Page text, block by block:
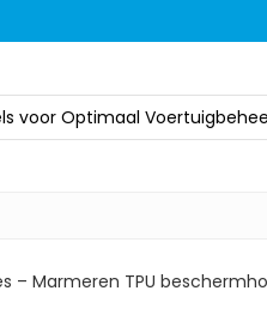
voor Optimaal
– Marmeren TPU